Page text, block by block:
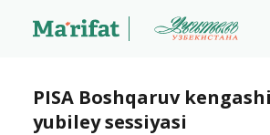
PISA Boshqaruv
yubiley sessiyasi